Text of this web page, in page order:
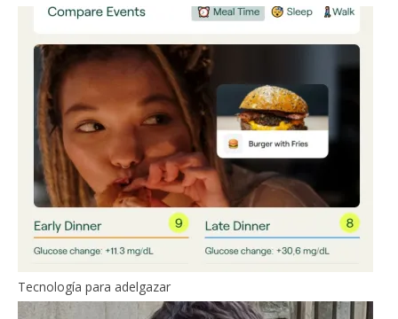
Tecnología para adelgazar